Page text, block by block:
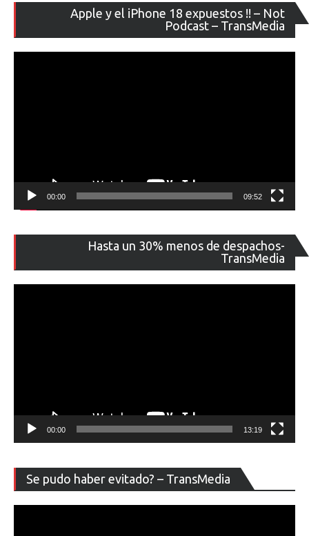
Apple y el iPhone 18 expuestos !! – Not
Podcast – TransMedia
de
00:00 09:52
Hasta un 30% menos de despachos-
TransMedia
de
00:00 13:19
Se pudo haber evitado? – TransMedia
de